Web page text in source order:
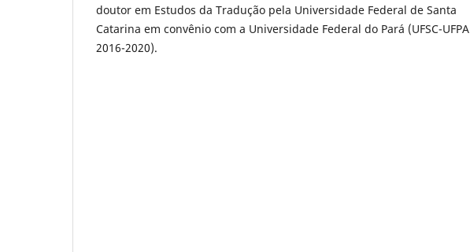
doutor em Estudos da Tradução pela Universidade Federal de Santa
Catarina em convênio com a Universidade Federal do Pará (UFSC-UFPA
2016-2020).